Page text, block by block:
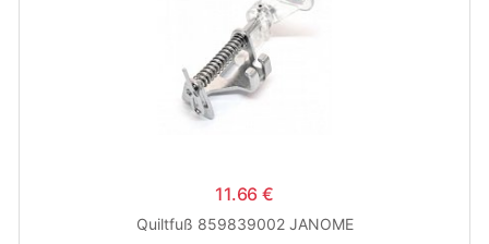
11.66 €
Quiltfuß 859839002 JANOME